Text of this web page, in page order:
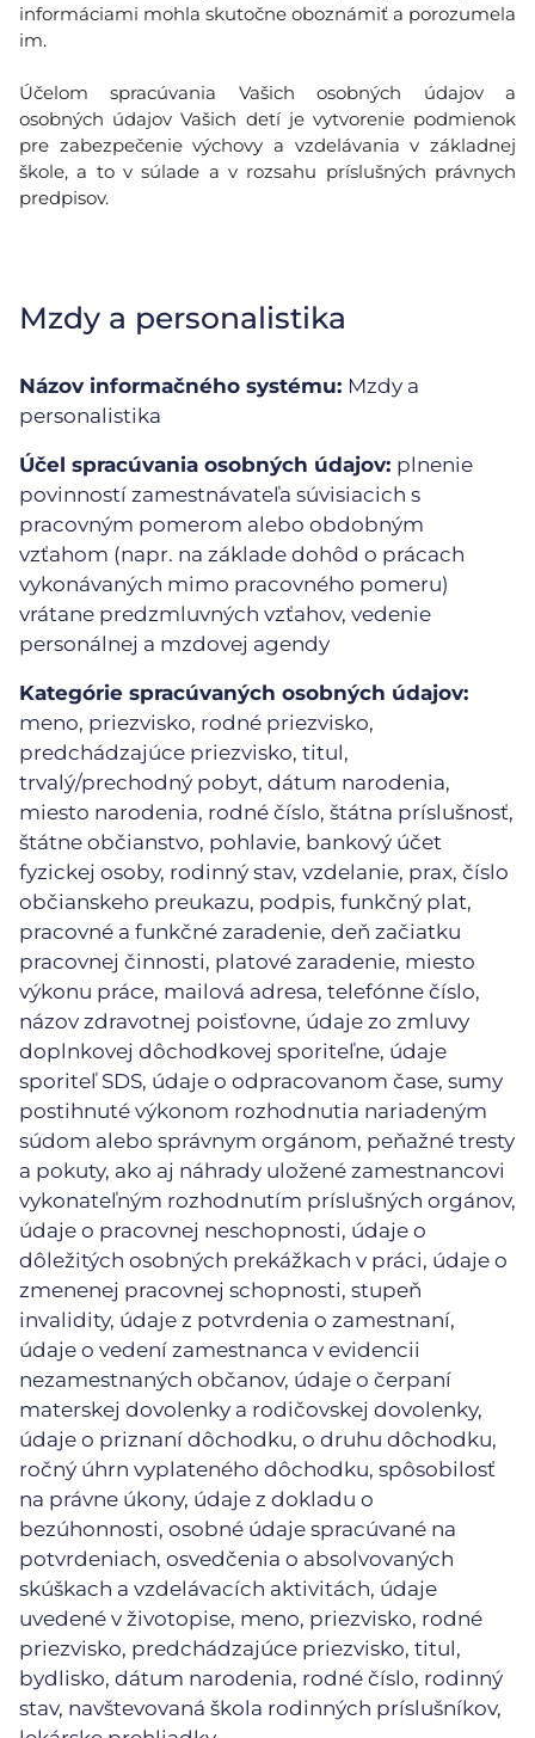
informáciami mohla skutočne oboznámiť a porozumela
im.
Účelom spracúvania Vašich osobných údajov a
osobných údajov Vašich detí je vytvorenie podmienok
pre zabezpečenie výchovy a vzdelávania v základnej
škole, a to v súlade a v rozsahu príslušných právnych
predpisov.
Mzdy a personalistika
Názov informačného systému: Mzdy a
personalistika
Účel spracúvania osobných údajov: plnenie
povinností zamestnávateľa súvisiacich s
pracovným pomerom alebo obdobným
vzťahom (napr. na základe dohôd o prácach
vykonávaných mimo pracovného pomeru)
vrátane predzmluvných vzťahov, vedenie
personálnej a mzdovej agendy
Kategórie spracúvaných osobných údajov:
meno, priezvisko, rodné priezvisko,
predchádzajúce priezvisko, titul,
trvalý/prechodný pobyt, dátum narodenia,
miesto narodenia, rodné číslo, štátna príslušnosť,
štátne občianstvo, pohlavie, bankový účet
fyzickej osoby, rodinný stav, vzdelanie, prax, číslo
občianskeho preukazu, podpis, funkčný plat,
pracovné a funkčné zaradenie, deň začiatku
pracovnej činnosti, platové zaradenie, miesto
výkonu práce, mailová adresa, telefónne číslo,
názov zdravotnej poisťovne, údaje zo zmluvy
doplnkovej dôchodkovej sporiteľne, údaje
sporiteľ SDS, údaje o odpracovanom čase, sumy
postihnuté výkonom rozhodnutia nariadeným
súdom alebo správnym orgánom, peňažné tresty
a pokuty, ako aj náhrady uložené zamestnancovi
vykonateľným rozhodnutím príslušných orgánov,
údaje o pracovnej neschopnosti, údaje o
dôležitých osobných prekážkach v práci, údaje o
zmenenej pracovnej schopnosti, stupeň
invalidity, údaje z potvrdenia o zamestnaní,
údaje o vedení zamestnanca v evidencii
nezamestnaných občanov, údaje o čerpaní
materskej dovolenky a rodičovskej dovolenky,
údaje o priznaní dôchodku, o druhu dôchodku,
ročný úhrn vyplateného dôchodku, spôsobilosť
na právne úkony, údaje z dokladu o
bezúhonnosti, osobné údaje spracúvané na
potvrdeniach, osvedčenia o absolvovaných
skúškach a vzdelávacích aktivitách, údaje
uvedené v životopise, meno, priezvisko, rodné
priezvisko, predchádzajúce priezvisko, titul,
bydlisko, dátum narodenia, rodné číslo, rodinný
stav, navštevovaná škola rodinných príslušníkov,